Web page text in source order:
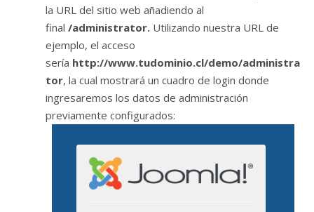
la URL del sitio web añadiendo al
final /administrator. Utilizando nuestra URL de
ejemplo, el acceso
sería http://www.tudominio.cl/demo/administra
tor, la cual mostrará un cuadro de login donde
ingresaremos los datos de administración
previamente configurados: